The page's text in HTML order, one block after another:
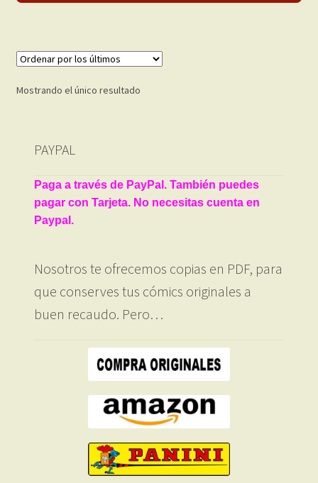
Mostrando el único resultado
PAYPAL
Paga a través de PayPal. También puedes
pagar con Tarjeta. No necesitas cuenta en
Paypal.
Nosotros te ofrecemos copias en PDF, para
que conserves tus cómics originales a
buen recaudo. Pero…